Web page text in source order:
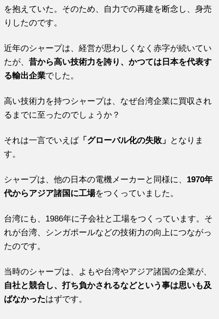
を抱えていた。そのため、自力での再建を断念し、身売
りしたのです。
近年のシャープは、経営が思わしくなく赤字が続いてい
たが、昔から高い技術力を誇り、かつては日本を代表す
る輸出企業でした。
高い技術力を持つシャープは、なぜ台湾企業に買収され
るまでに至ったのでしょうか？
それは一言でいえば「グローバル化の失敗」
となりま
す。
シャープは、他の日本の電機メーカーと同様に、 1970年
代からアジア諸国に工場をつくっていました。
台湾にも、1986年に子会社と工場をつくっています。そ
れが台湾、シンガポールなどの技術力の向上につながっ
たのです。
当時のシャープは、よもや台湾やアジア諸国の企業が、
自社と競合し、打ち負かされるなどという事は思いも及
ばなかったはずです。